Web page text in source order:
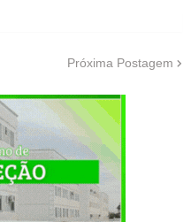
Próxima Postagem